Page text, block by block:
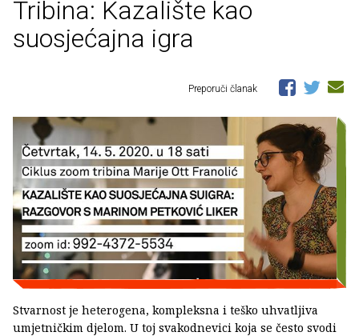
Tribina: Kazalište kao
suosjećajna igra
Preporuči članak
Stvarnost je heterogena, kompleksna i teško uhvatljiva
umjetničkim djelom. U toj svakodnevici koja se često svodi